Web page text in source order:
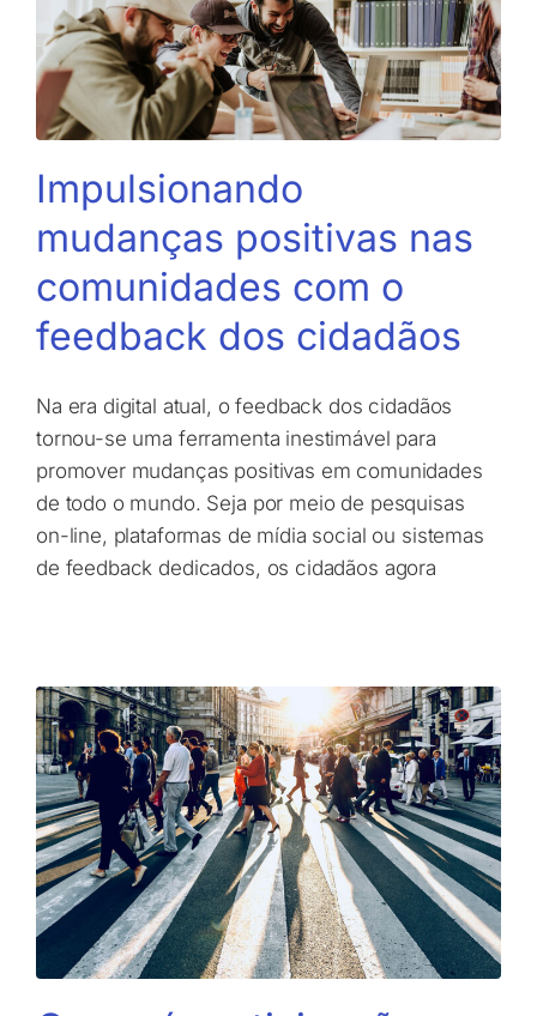
Impulsionando
mudanças positivas nas
comunidades com o
feedback dos cidadãos
Na era digital atual, o feedback dos cidadãos
tornou-se uma ferramenta inestimável para
promover mudanças positivas em comunidades
de todo o mundo. Seja por meio de pesquisas
on-line, plataformas de mídia social ou sistemas
de feedback dedicados, os cidadãos agora